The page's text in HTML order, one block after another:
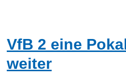
VfB 2 eine
weiter